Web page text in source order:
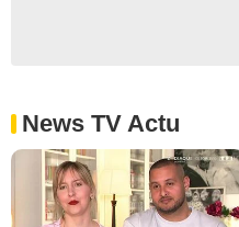
News TV Actu